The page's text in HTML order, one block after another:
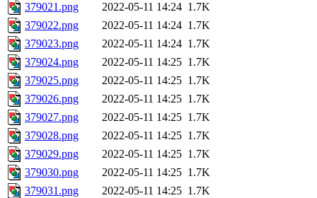
379021.png
2022-05-11 14:24 1.7K
379022.png
2022-05-11 14:24 1.7K
379023.png
2022-05-11 14:24 1.7K
379024.png
2022-05-11 14:25 1.7K
379025.png
2022-05-11 14:25 1.7K
379026.png
2022-05-11 14:25 1.7K
379027.png
2022-05-11 14:25 1.7K
379028.png
2022-05-11 14:25 1.7K
379029.png
2022-05-11 14:25 1.7K
379030.png
2022-05-11 14:25 1.7K
379031.png
2022-05-11 14:25 1.7K